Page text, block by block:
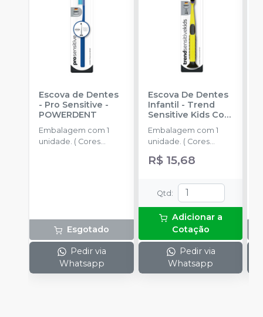
Escova de Dentes
- Pro Sensitive -
POWERDENT
Embalagem com 1
unidade. ( Cores
Esgotado
Pedir via
Whatsapp
Escova De Dentes
Infantil - Trend
Sensitive Kids Com
Cerdas ULMA
POWERDENT
Embalagem com 1
unidade. ( Cores
Sortidas)
R$ 15,68
Qtd :
Adicionar a
Cotação
Pedir via
Whatsapp